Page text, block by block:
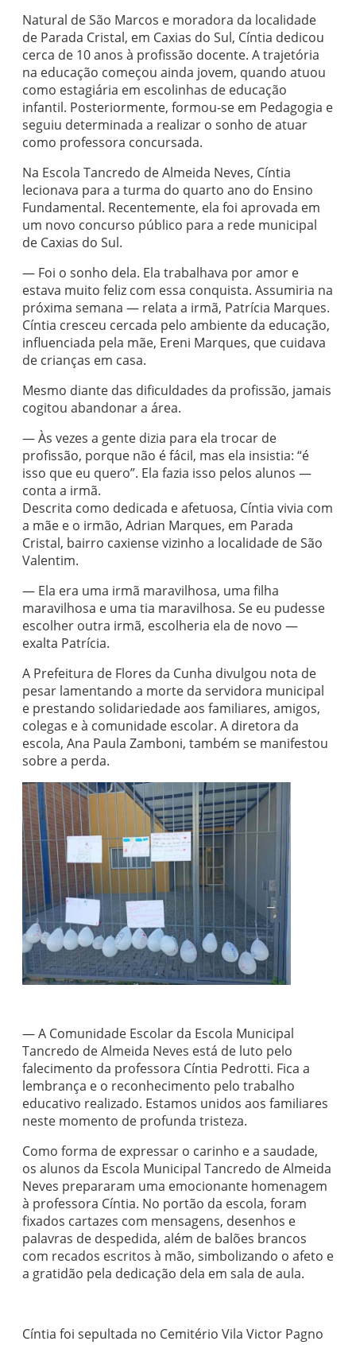
Natural de São Marcos e moradora da localidade
de Parada Cristal, em Caxias do Sul, Cíntia dedicou
cerca de 10 anos à profissão docente. A trajetória
na educação começou ainda jovem, quando atuou
como estagiária em escolinhas de educação
infantil. Posteriormente, formou-se em Pedagogia e
seguiu determinada a realizar o sonho de atuar
como professora concursada.
Na Escola Tancredo de Almeida Neves, Cíntia
lecionava para a turma do quarto ano do Ensino
Fundamental. Recentemente, ela foi aprovada em
um novo concurso público para a rede municipal
de Caxias do Sul.
— Foi o sonho dela. Ela trabalhava por amor e
estava muito feliz com essa conquista. Assumiria na
próxima semana — relata a irmã, Patrícia Marques.
Cíntia cresceu cercada pelo ambiente da educação,
influenciada pela mãe, Ereni Marques, que cuidava
de crianças em casa.
Mesmo diante das dificuldades da profissão, jamais
cogitou abandonar a área.
— Às vezes a gente dizia para ela trocar de
profissão, porque não é fácil, mas ela insistia: “é
isso que eu quero”. Ela fazia isso pelos alunos —
conta a irmã.
Descrita como dedicada e afetuosa, Cíntia vivia com
a mãe e o irmão, Adrian Marques, em Parada
Cristal, bairro caxiense vizinho a localidade de São
Valentim.
— Ela era uma irmã maravilhosa, uma filha
maravilhosa e uma tia maravilhosa. Se eu pudesse
escolher outra irmã, escolheria ela de novo —
exalta Patrícia.
A Prefeitura de Flores da Cunha divulgou nota de
pesar lamentando a morte da servidora municipal
e prestando solidariedade aos familiares, amigos,
colegas e à comunidade escolar. A diretora da
escola, Ana Paula Zamboni, também se manifestou
sobre a perda.
— A Comunidade Escolar da Escola Municipal
Tancredo de Almeida Neves está de luto pelo
falecimento da professora Cíntia Pedrotti. Fica a
lembrança e o reconhecimento pelo trabalho
educativo realizado. Estamos unidos aos familiares
neste momento de profunda tristeza.
Como forma de expressar o carinho e a saudade,
os alunos da Escola Municipal Tancredo de Almeida
Neves prepararam uma emocionante homenagem
à professora Cíntia. No portão da escola, foram
fixados cartazes com mensagens, desenhos e
palavras de despedida, além de balões brancos
com recados escritos à mão, simbolizando o afeto e
a gratidão pela dedicação dela em sala de aula.
Cíntia foi sepultada no Cemitério Vila Victor Pagno